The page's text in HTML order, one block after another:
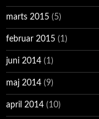
marts 2015 (5)
februar 2015 (1)
juni 2014 (1)
maj 2014 (9)
april 2014 (10)